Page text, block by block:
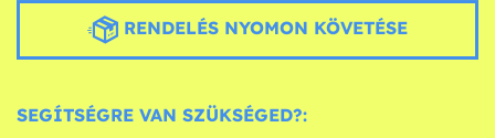
RENDELÉS NYOMON KÖVETÉSE
SEGÍTSÉGRE VAN SZÜKSÉGED?: